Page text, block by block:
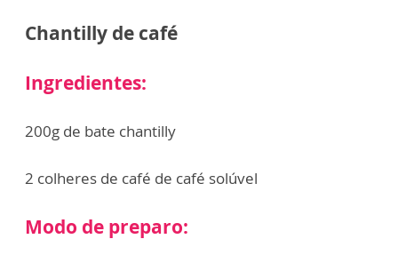
Chantilly de café
Ingredientes:
200g de bate chantilly
2 colheres de café de café solúvel
Modo de preparo: